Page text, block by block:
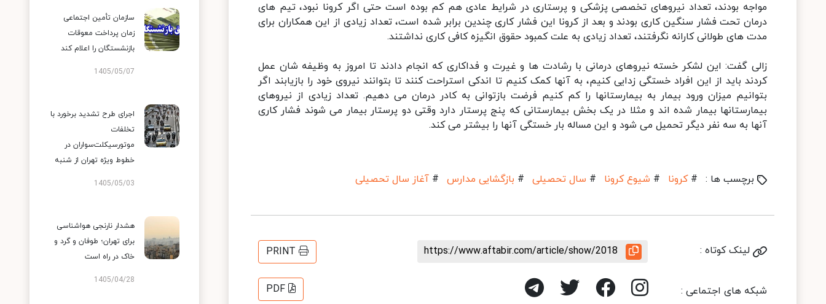
مواجه بودند، تعداد نیروهای تخصصی پزشکی و پرستاری در شرایط عادی هم کم بوده است حتی اگر کرونا نبود، تیم های
درمان تحت فشار سنگین کاری بودند و بعد از کرونا این فشار کاری چندین برابر شده است، تعداد زیادی از این همکاران برای
مدت های طولانی کارانه نگرفتند، تعداد زیادی به علت کمبود حقوق انگیزه کافی کاری نداشتند.
زالی گفت: این لشکر خسته نیروهای درمانی با رشادت ها و غیرت و فداکاری که انجام دادند تا امروز به وظیفه شان عمل
کردند باید از این افراد خستگی زدایی کنیم، به آنها کمک کنیم تا اندکی استراحت کنند تا بتوانند نیروی خود را بازیابند اگر
بتوانیم میزان ورود بیمار به بیمارستانها را کم کنیم فرضت بازتوانی به کادر درمان می دهیم. تعداد زیادی از نیروهای
بیمارستانها بیمار شده اند و مثلا در یک بخش بیمارستانی که پنج پرستار دارد وقتی دو پرستار بیمار می شوند فشار کاری
آنها به سه نفر دیگر تحمیل می شود و این مساله بار خستگی آنها را بیشتر می کند.
برچسب ها : # کرونا # شیوع کرونا # سال تحصیلی # بازگشایی مدارس # آغاز سال تحصیلی
لینک کوتاه : https://www.aftabir.com/article/show/2018
PRINT
شبکه های اجتماعی : PDF
سازمان تأمین اجتماعی
زمان پرداخت معوقات
بازنشستگان را اعلام کند
1405/05/07
اجرای طرح تشدید برخورد با
تخلفات
موتورسیکلت‌سواران در
خطوط ویژه تهران از شنبه
1405/05/03
هشدار نارنجی هواشناسی
برای تهران؛ طوفان و گرد و
خاک در راه است
1405/04/28